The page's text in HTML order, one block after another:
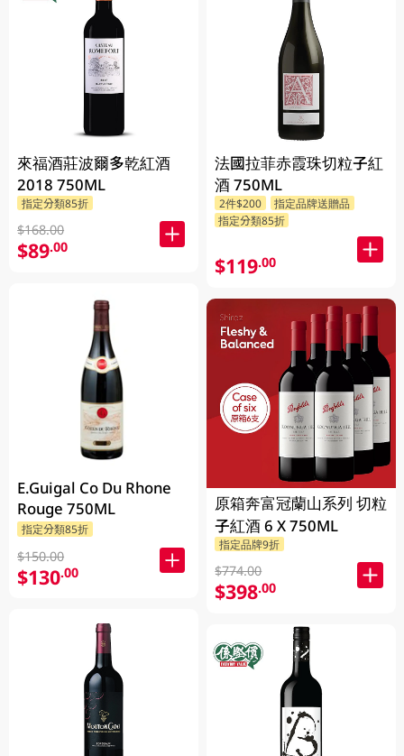
來福酒莊波爾多乾紅酒
2018 750ML
指定分類85折
$168.00
$89.00
E.Guigal Co Du Rhone
Rouge 750ML
指定分類85折
$150.00
$130.00
法國拉菲赤霞珠切粒子紅
酒 750ML
2件$200
指定品牌送贈品
指定分類85折
$119.00
原箱奔富冠蘭山系列 切粒
子紅酒 6 X 750ML
指定品牌9折
$774.00
$398.00